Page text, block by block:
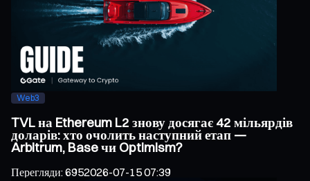
Web3
TVL на Ethereum L2 знову досягає 42 мільярдів
доларів: хто очолить наступний етап —
Arbitrum, Base чи Optimism?
Перегляди:6952026-07-15 07:39